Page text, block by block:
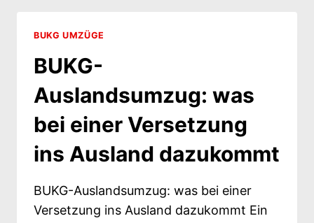
BUKG UMZÜGE
BUKG-
Auslandsumzug: was
bei einer Versetzung
ins Ausland dazukommt
BUKG-Auslandsumzug: was bei einer
Versetzung ins Ausland dazukommt Ein